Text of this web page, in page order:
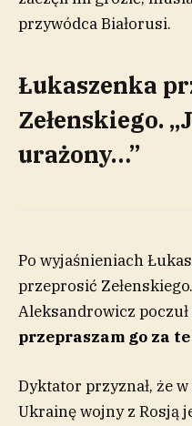
przywódca Białorusi.
Łukaszenka
Zełenskiego.
urażony…”
Po wyjaśnieniach
przeprosić
Aleksandrowicz
przepraszam go za te
Dyktator przyznał, że
Ukrainę wojny z Rosją